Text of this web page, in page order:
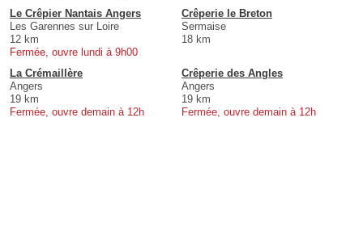
Le Crêpier Nantais Angers
Les Garennes sur Loire
12 km
Fermée, ouvre lundi à 9h00
Crêperie le Breton
Sermaise
18 km
La Crémaillère
Angers
19 km
Fermée, ouvre demain à 12h
Crêperie des Angles
Angers
19 km
Fermée, ouvre demain à 12h